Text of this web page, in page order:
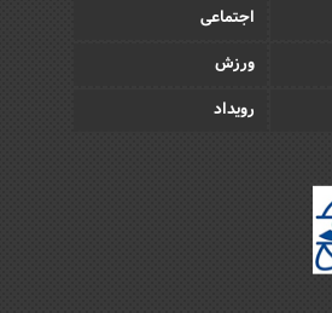
اجتماعی
ورزش
رویداد